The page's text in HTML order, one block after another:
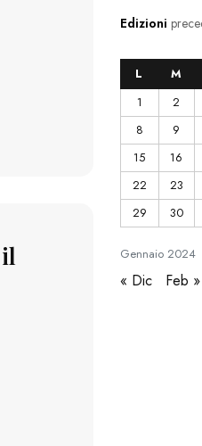
Edizioni
Gennaio2024
L M
1
2
8
9
15
16
22
23
29
30
« Dic Feb »